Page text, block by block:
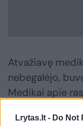
Lrytas.lt - Do Not
Atvažiavę
nebegalėjo,
Medikai apie